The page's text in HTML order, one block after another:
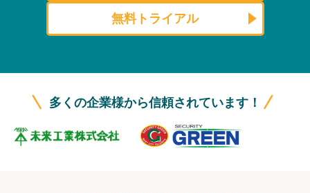
資料ダウンロード
ログイン
無料トライアル
多くの企業様から信頼されています！